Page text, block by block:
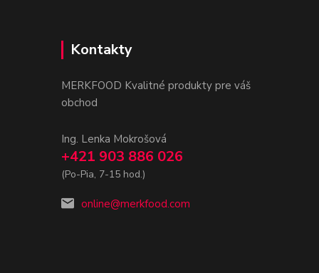
Kontakty
MERKFOOD Kvalitné produkty pre váš
obchod
Ing. Lenka Mokrošová
+421 903 886 026
(Po-Pia, 7-15 hod.)
online@merkfood.com